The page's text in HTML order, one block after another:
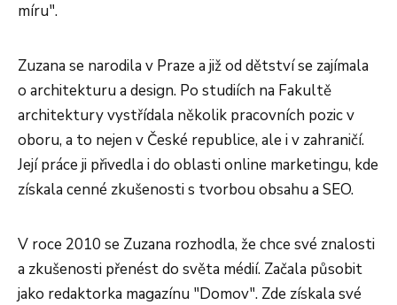
míru".
Zuzana se narodila v Praze a již od dětství se zajímala
o architekturu a design. Po studiích na Fakultě
architektury vystřídala několik pracovních pozic v
oboru, a to nejen v České republice, ale i v zahraničí.
Její práce ji přivedla i do oblasti online marketingu, kde
získala cenné zkušenosti s tvorbou obsahu a SEO.
V roce 2010 se Zuzana rozhodla, že chce své znalosti
a zkušenosti přenést do světa médií. Začala působit
jako redaktorka magazínu "Domov". Zde získala své